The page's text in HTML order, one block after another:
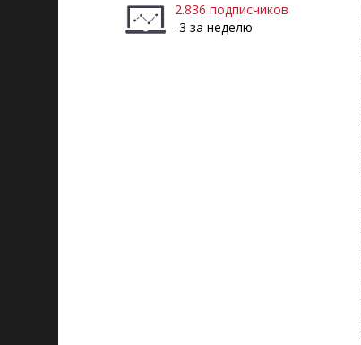
2.836 подписчиков
-3 за неделю